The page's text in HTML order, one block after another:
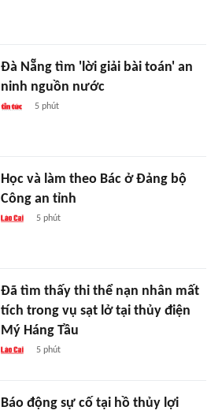
Đà Nẵng tìm 'lời giải bài toán' an
ninh nguồn nước
5 phút
Học và làm theo Bác ở Đảng bộ
Công an tỉnh
5 phút
Đã tìm thấy thi thể nạn nhân mất
tích trong vụ sạt lở tại thủy điện
Mý Háng Tầu
5 phút
Báo động sự cố tại hồ thủy lợi